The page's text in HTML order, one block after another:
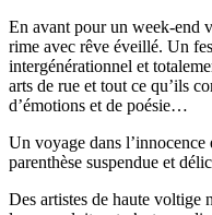
En avant pour un week-end
rime avec rêve éveillé. Un
intergénérationnel et
arts de rue et tout ce qu’ils
d’émotions et de poésie…
Un voyage dans l’innocence
parenthèse suspendue et
Des artistes de haute voltige